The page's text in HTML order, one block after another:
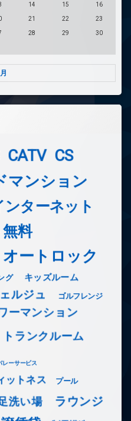
14 15 16
21 22 23
28 29 30
CATV CS
マンション
ンターネット
料
オートロック
グ キッズルーム
ルジュ ゴルフレンジ
ーマンション
トランクルーム
レーサービス
ットネス プール
洗い場 ラウンジ